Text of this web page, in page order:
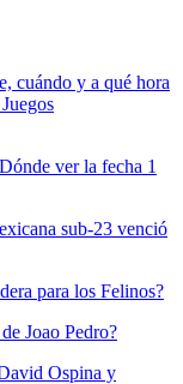
cuándo y a qué hora
ver la fecha 1
sub-23 venció
para los Felinos?
Joao Pedro?
Ospina y